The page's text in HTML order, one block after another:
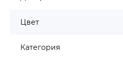
Цвет
Категория